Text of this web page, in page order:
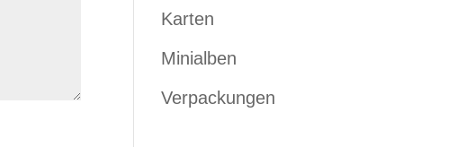
Karten
Minialben
Verpackungen